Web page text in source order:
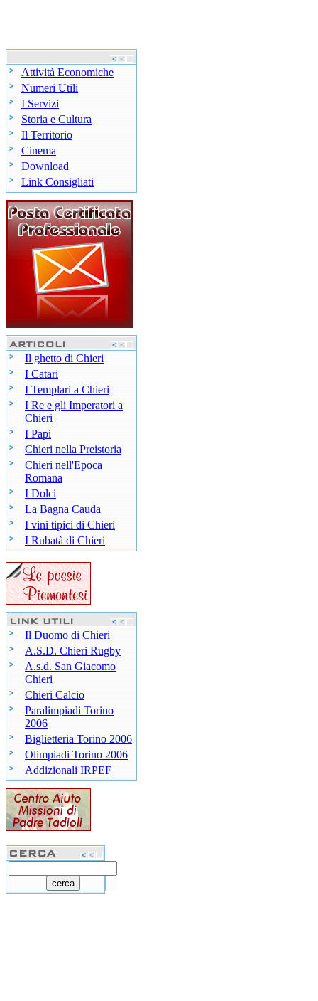
Attività Economiche
Numeri Utili
I Servizi
Storia e Cultura
Il Territorio
Cinema
Download
Link Consigliati
Il ghetto di Chieri
I Catari
I Templari a Chieri
I Re e gli Imperatori a
Chieri
I Papi
Chieri nella Preistoria
Chieri nell'Epoca
Romana
I Dolci
La Bagna Cauda
I vini tipici di Chieri
I Rubatà di Chieri
Il Duomo di Chieri
A.S.D. Chieri Rugby
A.s.d. San Giacomo
Chieri
Chieri Calcio
Paralimpiadi Torino
2006
Biglietteria Torino 2006
Olimpiadi Torino 2006
Addizionali IRPEF